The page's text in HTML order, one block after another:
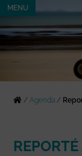
MENU
/Agenda /